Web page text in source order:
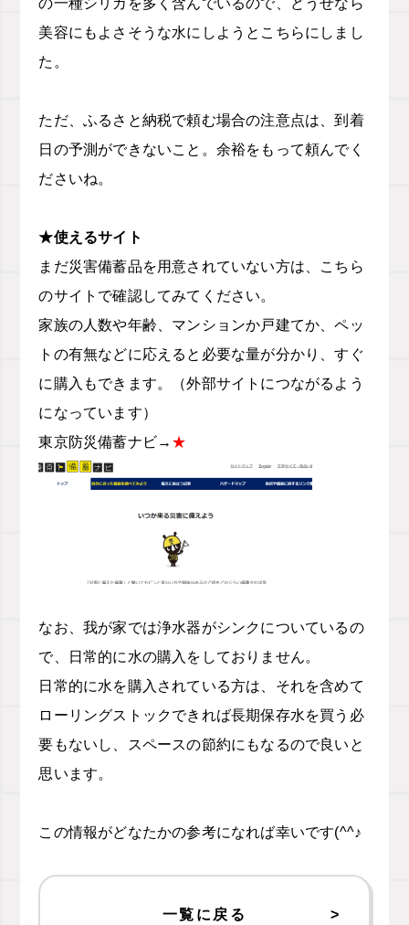
の一種シリカを多く含んでいるので、どうせなら
美容にもよさそうな水にしようとこちらにしまし
た。
ただ、ふるさと納税で頼む場合の注意点は、到着
日の予測ができないこと。余裕をもって頼んでく
ださいね。
★使えるサイト
まだ災害備蓄品を用意されていない方は、こちら
のサイトで確認してみてください。
家族の人数や年齢、マンションか戸建てか、ペッ
トの有無などに応えると必要な量が分かり、すぐ
に購入もできます。（外部サイトにつながるよう
になっています）
東京防災備蓄ナビ→ ★
なお、我が家では浄水器がシンクについているの
で、日常的に水の購入をしておりません。
日常的に水を購入されている方は、それを含めて
ローリングストックできれば長期保存水を買う必
要もないし、スペースの節約にもなるので良いと
思います。
この情報がどなたかの参考になれば幸いです(^^♪
一覧に戻る